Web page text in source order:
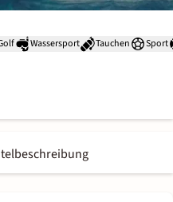
Wassersport Tauchen Sport